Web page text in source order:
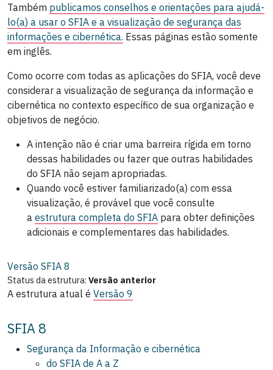
Também publicamos conselhos e orientações para ajudá-
lo(a) a usar o SFIA e a visualização de segurança das
informações e cibernética. Essas páginas estão somente
em inglês.
Como ocorre com todas as aplicações do SFIA, você deve
considerar a visualização de segurança da informação e
cibernética no contexto específico de sua organização e
objetivos de negócio.
A intenção não é criar uma barreira rígida em torno
dessas habilidades ou fazer que outras habilidades
do SFIA não sejam apropriadas.
Quando você estiver familiarizado(a) com essa
visualização, é provável que você consulte
a estrutura completa do SFIA para obter definições
adicionais e complementares das habilidades.
Versão SFIA 8
Status da estrutura: Versão anterior
A estrutura atual é Versão 9
SFIA 8
Segurança da Informação e cibernética
do SFIA de A a Z